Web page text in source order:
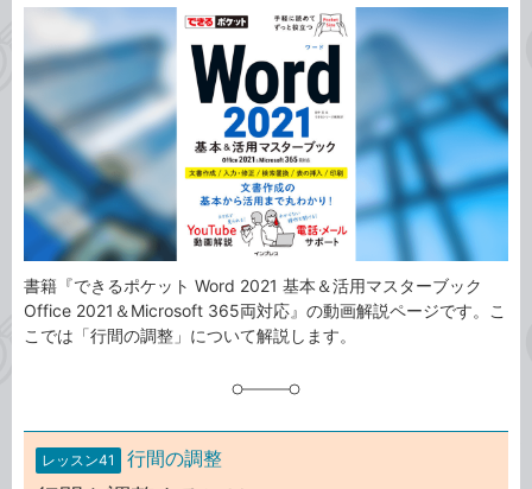
カ
テ
ゴ
事
タ
グ
書籍『できるポケット Word 2021 基本＆活用マスターブック
Office 2021＆Microsoft 365両対応』の動画解説ページです。こ
こでは「行間の調整」について解説します。
レッスン41 行間の調整